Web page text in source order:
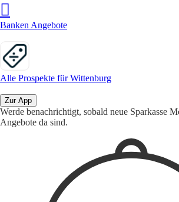
Banken Angebote
Alle Prospekte für Wittenburg
Zur App
Werde benachrichtigt, sobald neue Sparkasse
Angebote da sind.